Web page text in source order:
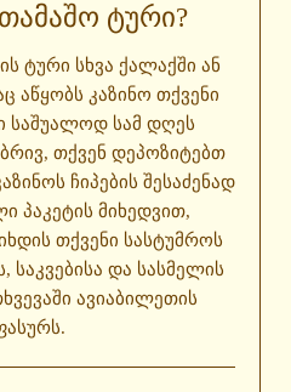
ᲢᲣᲠᲘ?
ტური სხვა ქალაქში ან
აწყობს კაზინო თქვენი
საშუალოდ სამ დღეს
თქვენ დეპოზიტებთ
ჩიპების შესაძენად
პაკეტის მიხედვით,
თქვენი სასტუმროს
საკვებისა და სასმელის
ავიაბილეთის